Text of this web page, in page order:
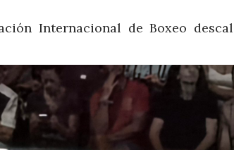
Internacional de Boxeo